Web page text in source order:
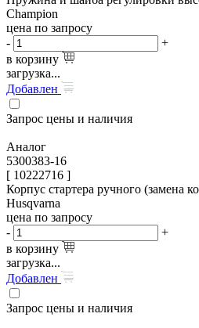
Champion
цена по запросу
-
+
в корзину
загрузка...
Добавлен
Запрос цены и наличия
Аналог
5300383-16
[ 10222716 ]
Корпус стартера ручного (замена
Husqvarna
цена по запросу
-
+
в корзину
загрузка...
Добавлен
Запрос цены и наличия